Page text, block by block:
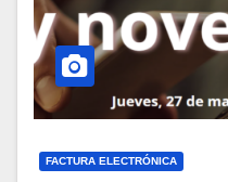
FACTURA ELECTRÓNICA